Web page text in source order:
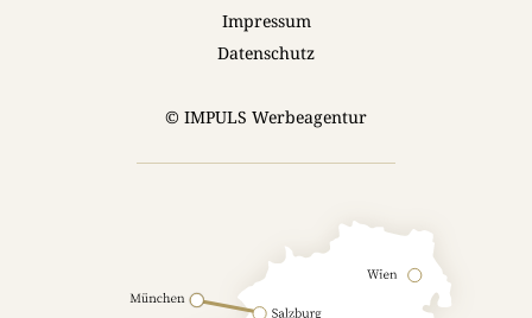
Impressum
Datenschutz
© IMPULS Werbeagentur